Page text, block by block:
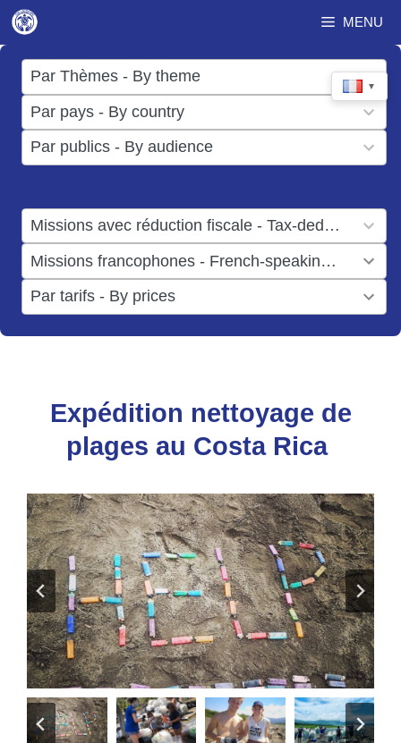
Aller
au
contenu
MENU
▼
Par Thèmes - By theme
17
results
available
Par pays - By country
50
results
available
Par publics - By audience
results
Missions avec réduction fiscale - Tax-deductible missions
result
available
Missions francophones - French-speaking missions
result
available
Par tarifs - By prices
results
available
Expédition nettoyage de
plages au Costa Rica